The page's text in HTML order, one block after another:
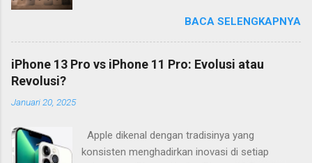
berjalan lancar dengan kualitas audio yang
memadai. Salah satu hal mendasar adalah
menyesuaikan sistem dengan jenis dan lokasi
terbatas biasanya cukup menggunakan sistem
sederhana asalkan kejernihan suara tetap
BACA SELENGKAPNYA
iPhone 13 Pro vs iPhone 11 Pro: Evolusi atau
Revolusi?
Januari 20, 2025
Apple dikenal dengan tradisinya yang
konsisten menghadirkan inovasi di setiap